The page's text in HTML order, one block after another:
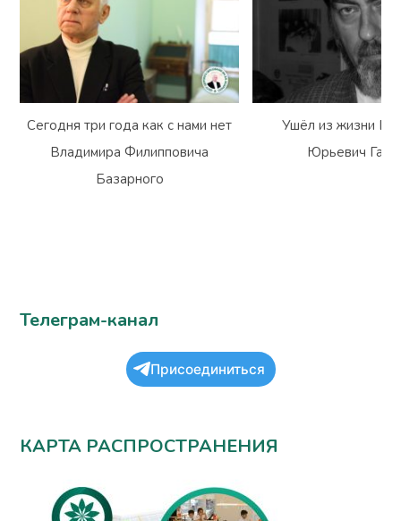
Сегодня три года как с нами нет
Владимира Филипповича
Базарного
Ушёл из жизни
Юрьевич
Телеграм-канал
Присоединиться
КАРТА РАСПРОСТРАНЕНИЯ